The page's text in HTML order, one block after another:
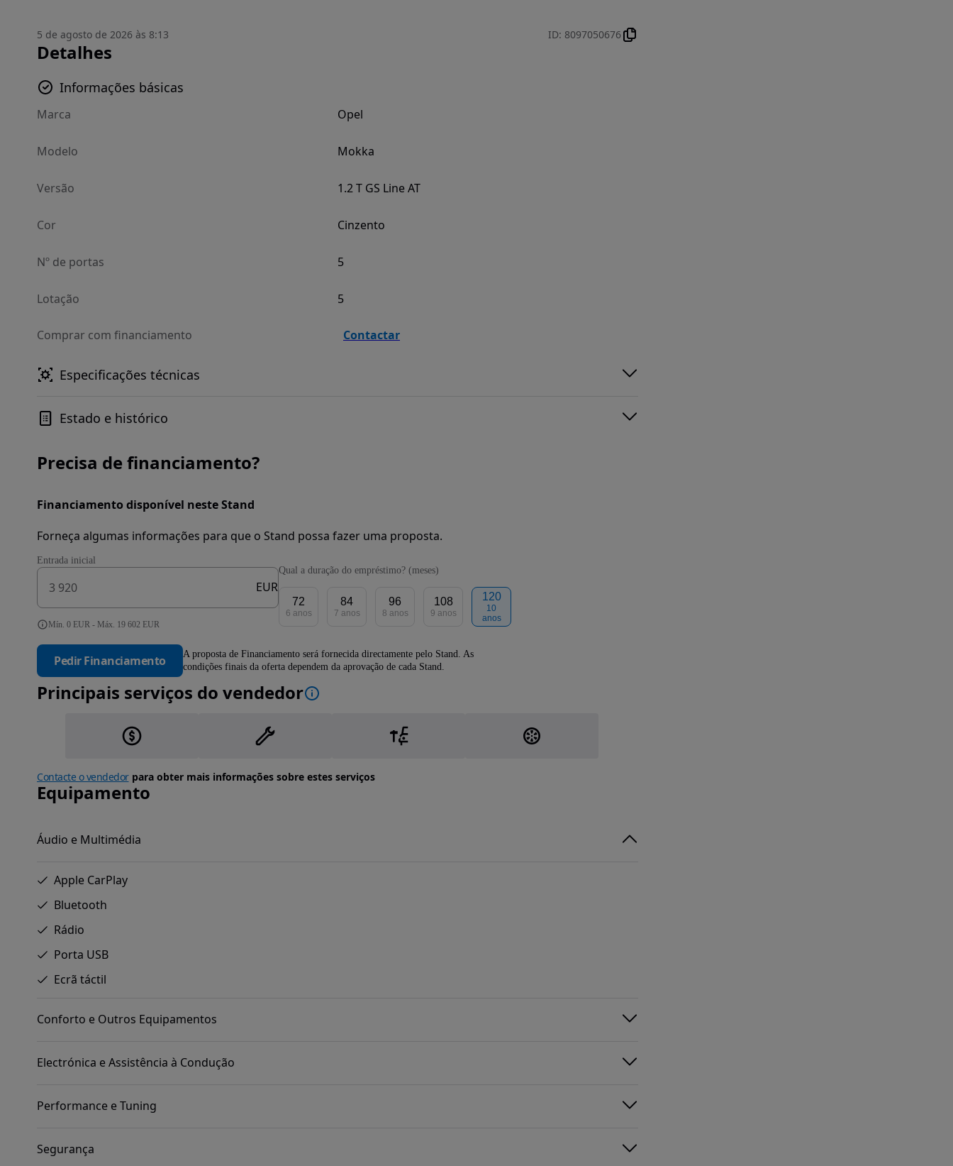
5 de agosto de 2026 às 8:13 ID: 8097050676
Detalhes
Informações básicas
Marca Opel
Modelo Mokka
Versão 1.2 T GS Line AT
Cor Cinzento
Nº de portas 5
Lotação 5
Comprar com financiamento Contactar
Especificações técnicas
Estado e histórico
Precisa de financiamento?
Financiamento disponível neste Stand
Forneça algumas informações para que o Stand possa fazer uma proposta.
Entrada inicial
EUR
Mín. 0 EUR - Máx. 19 602 EUR
Qual a duração do empréstimo? (meses)
72
6 anos
84
7 anos
96
8 anos
108
9 anos
120
10
anos
Pedir Financiamento
A proposta de Financiamento será fornecida directamente pelo Stand. As
condições finais da oferta dependem da aprovação de cada Stand.
Principais serviços do vendedor
Contacte o vendedorpara obter mais informações sobre estes serviços
Equipamento
Áudio e Multimédia
Apple CarPlay
Bluetooth
Rádio
Porta USB
Ecrã táctil
Conforto e Outros Equipamentos
Electrónica e Assistência à Condução
Performance e Tuning
Segurança